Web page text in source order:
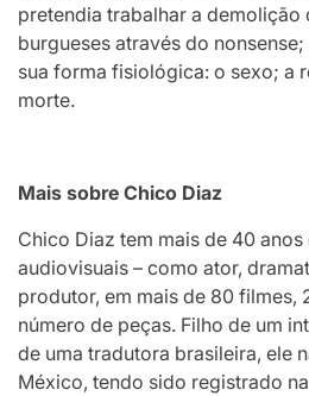
pretendia trabalhar a demolição
burgueses através do
sua forma fisiológica: o sexo; a
morte.
Mais sobre Chico Diaz
Chico Diaz tem mais de 40
audiovisuais – como ator,
produtor, em mais de 80 filmes,
número de peças. Filho de um
de uma tradutora brasileira, ele
México, tendo sido registrado